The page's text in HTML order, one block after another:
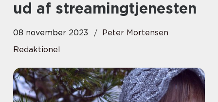
ud af streamingtjenesten
08 november 2023
Peter Mortensen
Redaktionel